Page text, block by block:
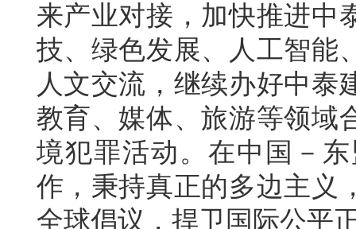
来产业对接，加快推进中
技、绿色发展、人工智能
人文交流，继续办好中泰
教育、媒体、旅游等领域
境犯罪活动。在中国－
作，秉持真正的多边主义
全球倡议，捍卫国际公平